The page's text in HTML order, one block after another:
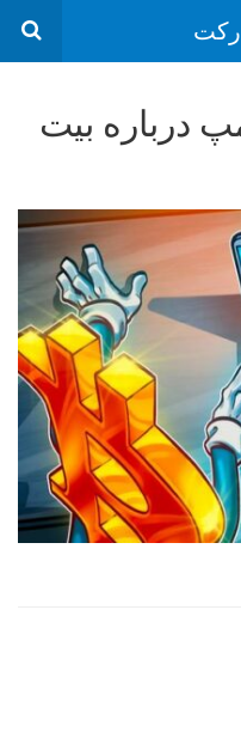
درباره بیت